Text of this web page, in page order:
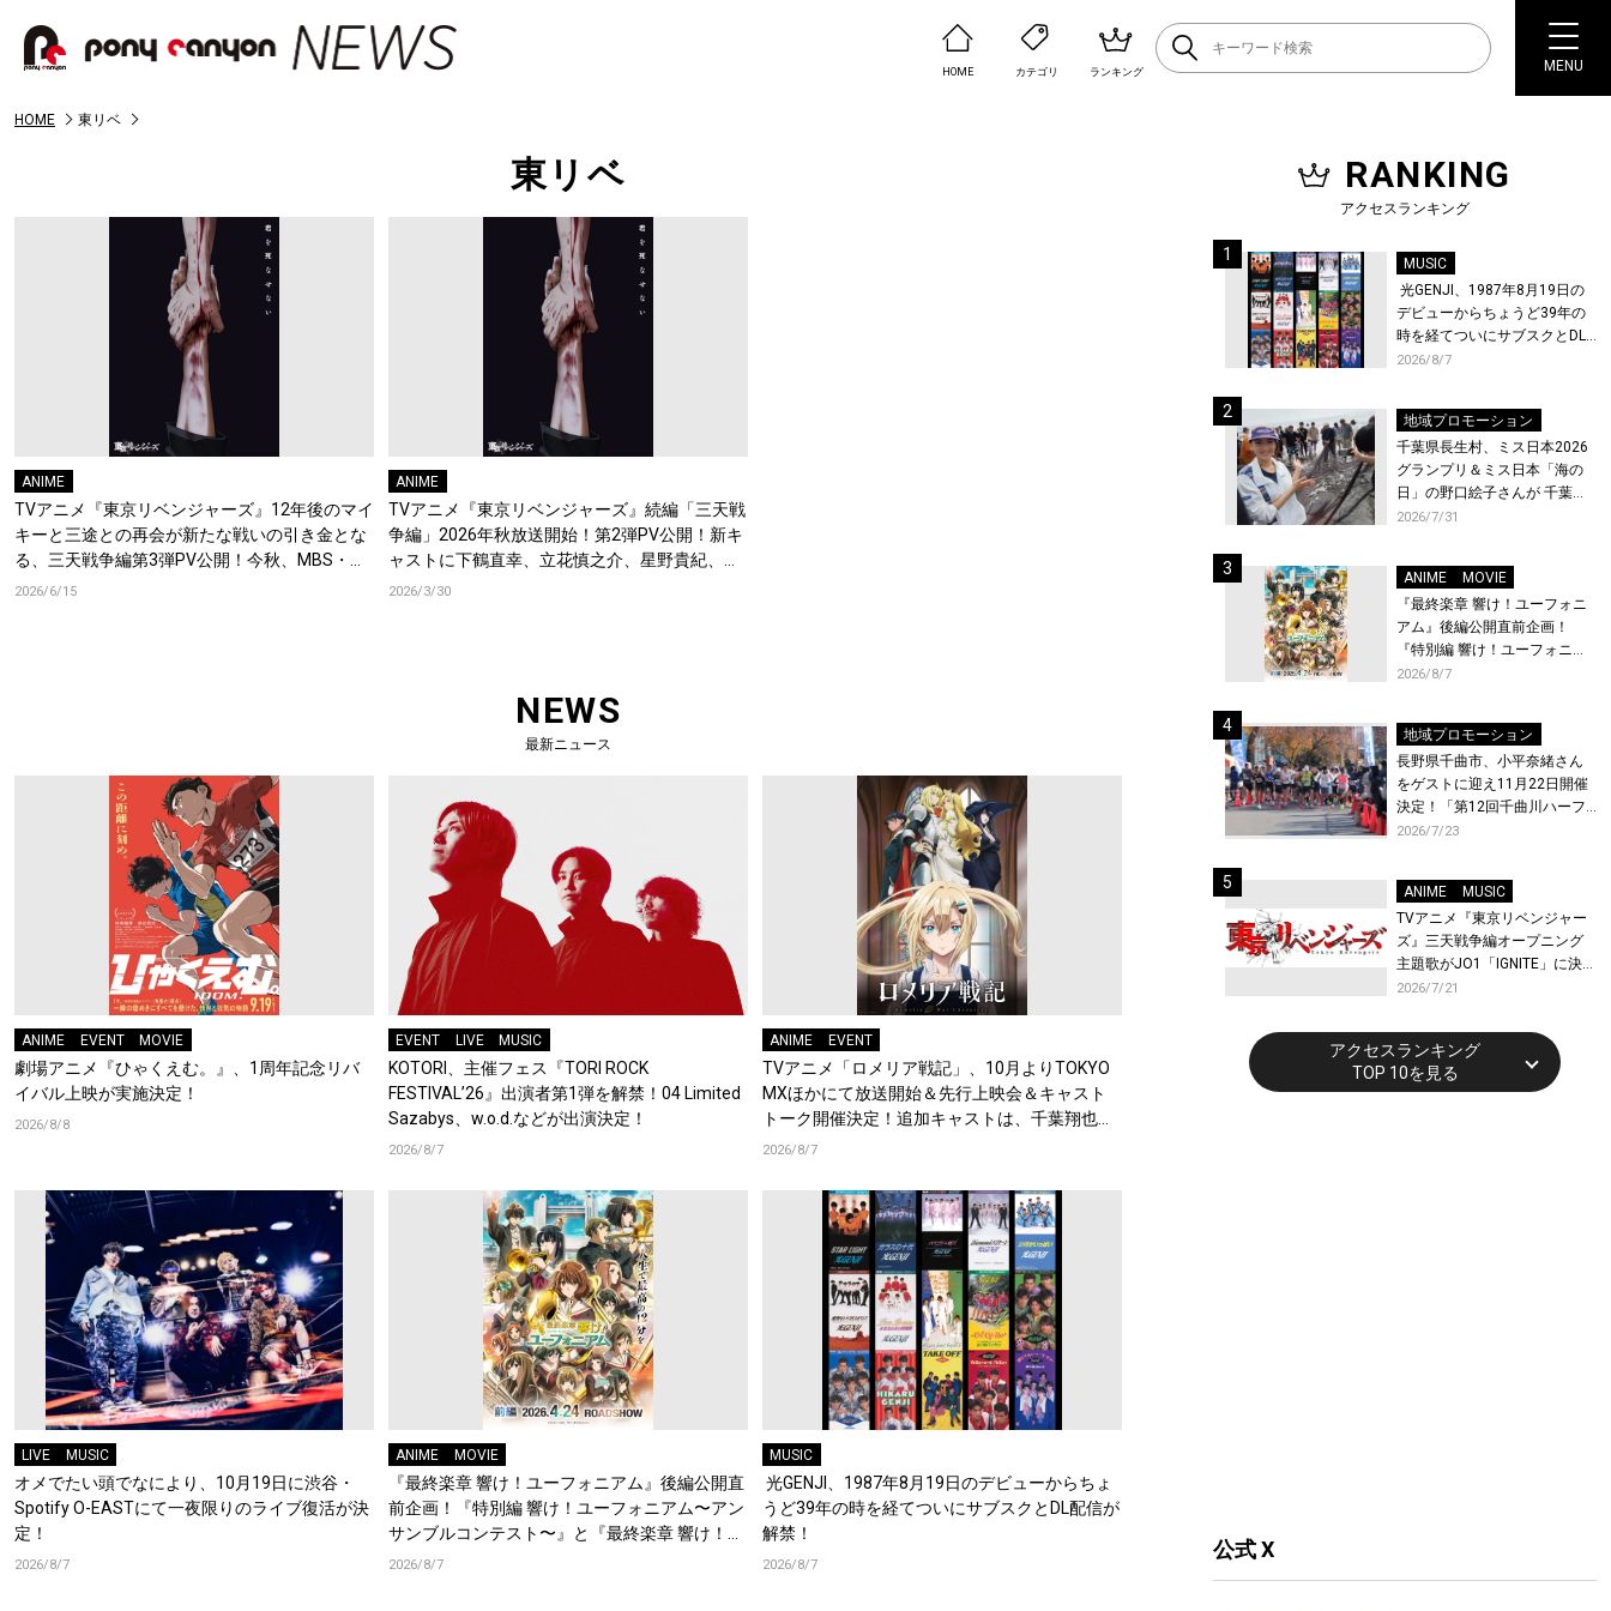
HOME カテゴリ ランキング MENU
HOME 東リベ
東リベ
ANIME
TVアニメ『東京リベンジャーズ』12年後のマイ
キーと三途との再会が新たな戦いの引き金とな
る、三天戦争編第3弾PV公開！今秋、MBS・
TBS・CBC”アニメイズム”枠、AT-Xほかにて放
2026/6/15
ANIME
TVアニメ『東京リベンジャーズ』続編「三天戦
争編」2026年秋放送開始！第2弾PV公開！新キ
ャストに下鶴直幸、立花慎之介、星野貴紀、安
元洋貴が決定！
2026/3/30
NEWS
最新ニュース
ANIME EVENT MOVIE
劇場アニメ『ひゃくえむ。』、1周年記念リバ
イバル上映が実施決定！
2026/8/8
EVENT LIVE MUSIC
KOTORI、主催フェス『TORI ROCK
FESTIVAL’26』出演者第1弾を解禁！04 Limited
Sazabys、w.o.d.などが出演決定！
2026/8/7
ANIME EVENT
TVアニメ「ロメリア戦記」、10月よりTOKYO
MXほかにて放送開始＆先行上映会＆キャスト
トーク開催決定！追加キャストは、千葉翔也、
梶原岳人、堀江瞬、綿貫竜之介！PV第1弾公
2026/8/7
LIVE MUSIC
オメでたい頭でなにより、10月19日に渋谷・
Spotify O-EASTにて一夜限りのライブ復活が決
定！
2026/8/7
ANIME MOVIE
『最終楽章 響け！ユーフォニアム』後編公開直
前企画！『特別編 響け！ユーフォニアム〜アン
サンブルコンテスト〜』と『最終楽章 響け！ユ
ーフォニアム』前編の一挙上映が決定！
2026/8/7
MUSIC
光GENJI、1987年8月19日のデビューからちょ
うど39年の時を経てついにサブスクとDL配信が
解禁！
2026/8/7
RANKING
アクセスランキング
MUSIC
光GENJI、1987年8月19日の
デビューからちょうど39年の
時を経てついにサブスクとDL
配信が解禁！
2026/8/7
地域プロモーション
千葉県長生村、ミス日本2026
グランプリ＆ミス日本「海の
日」の野口絵子さんが 千葉県
唯一の村・長生村で地引網を
2026/7/31
ANIME
MOVIE
『最終楽章 響け！ユーフォニ
アム』後編公開直前企画！
『特別編 響け！ユーフォニア
ム〜アンサンブルコンテス
映が決定！
2026/8/7
地域プロモーション
長野県千曲市、小平奈緒さん
をゲストに迎え11月22日開催
決定！「第12回千曲川ハーフ
マラソン」エントリー受付開
2026/7/23
ANIME
MUSIC
TVアニメ『東京リベンジャー
ズ』三天戦争編オープニング
主題歌がJO1「IGNITE」に決
定！メンバー全員から喜びと
トが到着！9月に東京・大阪で
先行上映会を開催！
2026/7/21
アクセスランキング
TOP 10を見る
公式 X